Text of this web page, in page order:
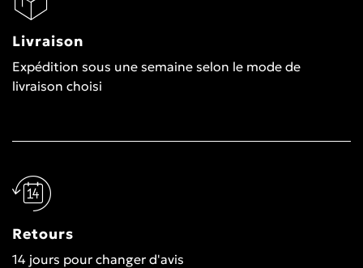
Livraison
Expédition sous une semaine selon le mode de
livraison choisi
Retours
14 jours pour changer d'avis